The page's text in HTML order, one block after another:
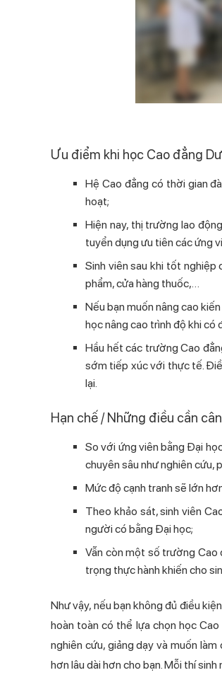
Ưu điểm khi học Cao đẳng
Hệ Cao đẳng có thời gian
hoạt;
Hiện nay, thị trường lao
tuyển dụng ưu tiên các ứng
Sinh viên sau khi tốt nghiệp
phẩm, cửa hàng thuốc,…
Nếu bạn muốn nâng cao
học nâng cao trình độ khi có
Hầu hết các trường Cao
sớm tiếp xúc với thực tế.
lại.
Hạn chế / Những điều cần
So với ứng viên bằng Đại
chuyên sâu như nghiên cứu,
Mức độ cạnh tranh sẽ lớn
Theo khảo sát, sinh viên
người có bằng Đại học;
Vẫn còn một số trường Cao
trọng thực hành khiến cho
Như vậy, nếu bạn không đủ điều
hoàn toàn có thể lựa chọn học
nghiên cứu, giảng dạy và muốn
hơn lâu dài hơn cho bạn. Mỗi thí